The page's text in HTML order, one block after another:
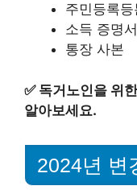
주민등록등
소득 증명
통장 사본
✅ 독거노인을 위
알아보세요.
2024년 변